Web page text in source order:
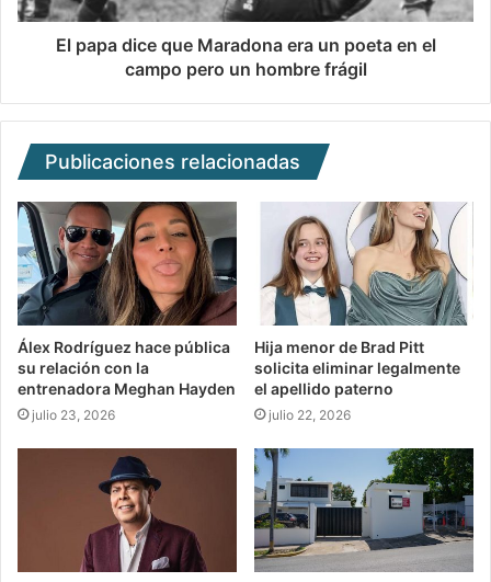
El papa dice que Maradona era un poeta en el
campo pero un hombre frágil
Publicaciones relacionadas
Álex Rodríguez hace pública
su relación con la
entrenadora Meghan Hayden
julio 23, 2026
Hija menor de Brad Pitt
solicita eliminar legalmente
el apellido paterno
julio 22, 2026